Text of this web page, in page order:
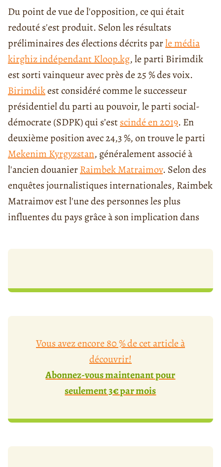
Du point de vue de l'opposition, ce qui était
redouté s'est produit. Selon les résultats
préliminaires des élections décrits parle média
kirghiz indépendant Kloop.kg, le parti Birimdik
est sorti vainqueur avec près de 25 % des voix.
Birimdikest considéré comme le successeur
présidentiel du parti au pouvoir, le parti social-
démocrate (SDPK) qui s’estscindé en 2019. En
deuxième position avec 24,3 %, on trouve le parti
Mekenim Kyrgyzstan, généralement associé à
l'ancien douanierRaimbek Matraimov. Selon des
enquêtes journalistiques internationales, Raimbek
Matraimov est l'une des personnes les plus
influentes du pays grâce à son implication dans
Vous avez encore 80 % de cet article à
découvrir!
Abonnez-vous maintenant pour
seulement 3€ par mois